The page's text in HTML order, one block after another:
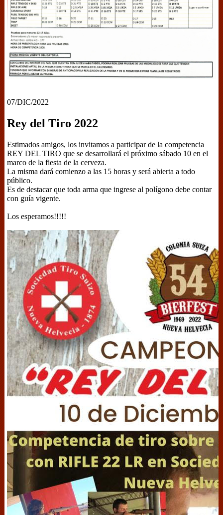
07/DIC/2022
Rey del Tiro 2022
Estimados amigos, los invitamos a participar de la competencia
REY DEL TIRO que se desarrollará el próximo sábado 10 en el
marco de la fiesta de la cerveza.
La misma dará comienzo a las 15 horas y será abierta a todo
público.
Es de destacar que toda arma que ingrese al polígono debe contar
con guía vigente.
Los esperamos!!!!!